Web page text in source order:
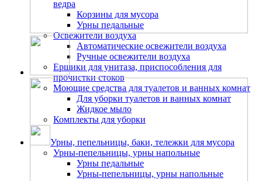
ведра
Корзины для мусора
Урны педальные
Освежители воздуха
Автоматические освежители воздуха
Ручные освежители воздуха
Ершики для унитаза, приспособления для
прочистки стоков
Моющие средства для туалетов и ванных комнат
Для уборки туалетов и ванных комнат
Жидкое мыло
Комплекты для уборки
Урны, пепельницы, баки, тележки для мусора
Урны-пепельницы, урны напольные
Урны педальные
Урны-пепельницы, урны напольные